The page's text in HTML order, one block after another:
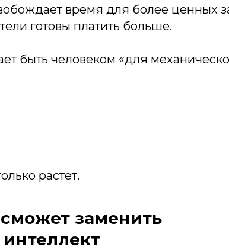
время для более ценных
готовы платить больше.
быть человеком «для
растет.
заменить